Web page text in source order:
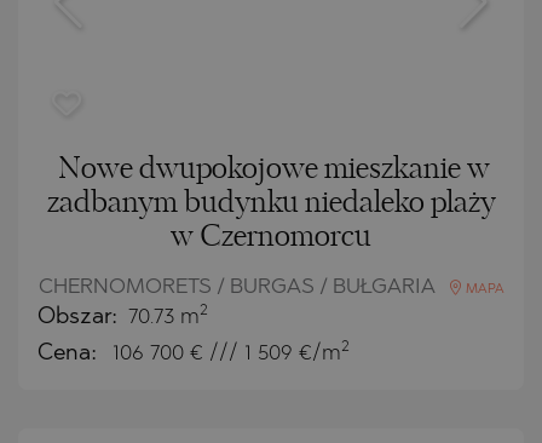
Nowe dwupokojowe mieszkanie w
zadbanym budynku niedaleko plaży
w Czernomorcu
CHERNOMORETS / BURGAS / BUŁGARIA MAPA
Obszar: 70.73 m2
Cena: 106 700 € /// 1 509 €/m2